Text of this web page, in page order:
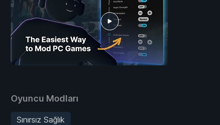
Oyuncu Modları
Sınırsız Sağlık